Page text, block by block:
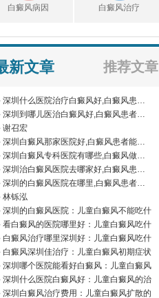
白癜风病因 白癜风治疗
新文章 推荐文章
患者
者为
● 谢召宏
能吃
做伍
患者
者做
● 林铄泓
● 深圳的白癜风医院：儿童白癜风不能吃什
● 看白癜风的医院哪里好：儿童白癜风吃什
● 白癜风治疗哪里深圳好：儿童白癜风吃什
● 白癜风深圳佳治疗：儿童白癜风初期症状
● 深圳哪个医院能看好白癜风：儿童白癜风
● 深圳什么医院白癜风好：儿童白癜风的治
● 深圳白癜风治疗费用：儿童白癜风扩散的